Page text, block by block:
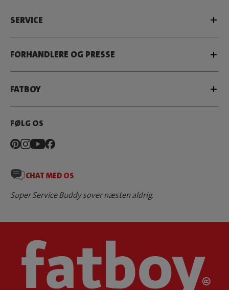
SERVICE
FORHANDLERE OG PRESSE
FATBOY
FØLG OS
CHAT MED OS
Super Service Buddy sover næsten aldrig.